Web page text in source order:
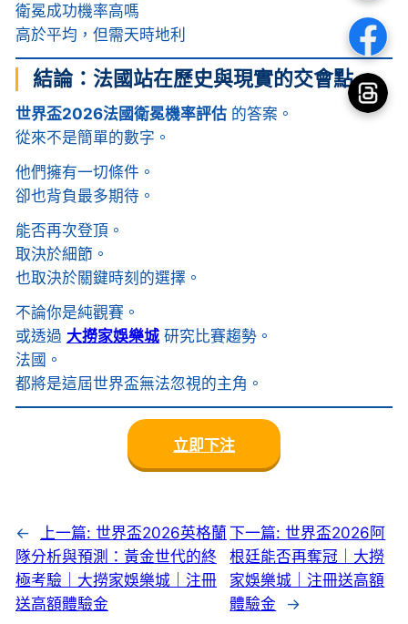
衛冕成功機率高嗎
高於平均，但需天時地利
結論：法國站在歷史與現實的交會點
世界盃2026法國衛冕機率評估的答案。
從來不是簡單的數字。
他們擁有一切條件。
卻也背負最多期待。
能否再次登頂。
取決於細節。
也取決於關鍵時刻的選擇。
不論你是純觀賽。
或透過 大撈家娛樂城研究比賽趨勢。
法國。
都將是這屆世界盃無法忽視的主角。
立即下注
← 上一篇: 世界盃2026英格蘭
隊分析與預測：黃金世代的終
極考驗｜大撈家娛樂城｜注冊
送高額體驗金
下一篇:世界盃2026阿
根廷能否再奪冠｜大撈
家娛樂城｜注冊送高額
體驗金
→